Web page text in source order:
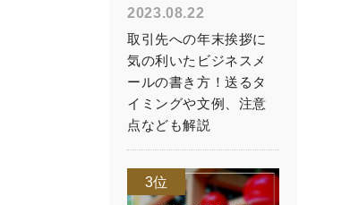
2023.08.22
取引先への年末挨拶に
気の利いたビジネスメ
ールの書き方！送るタ
イミングや文例、注意
点なども解説
3位